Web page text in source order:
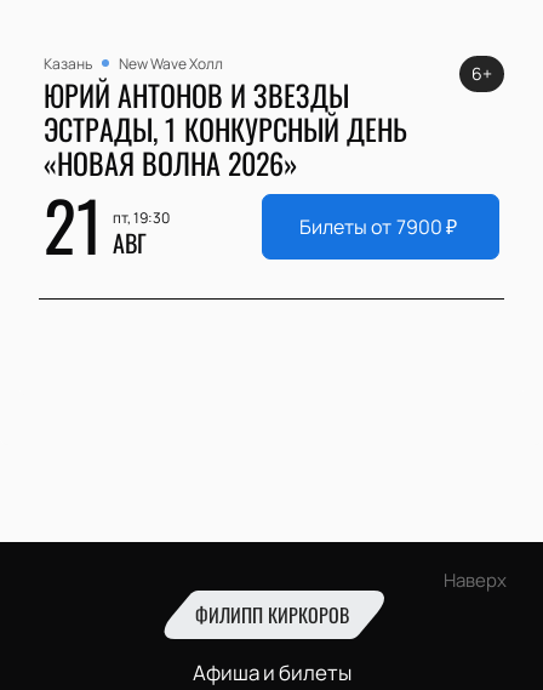
Казань New Wave Холл
ЮРИЙ АНТОНОВ И ЗВЕЗДЫ
ЭСТРАДЫ, 1 КОНКУРСНЫЙ ДЕНЬ
«НОВАЯ ВОЛНА 2026»
21 пт, 19:30
АВГ
6+
Билеты от7900₽
Наверх
ФИЛИПП КИРКОРОВ
Афиша и билеты